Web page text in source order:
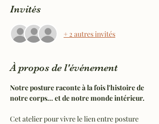
Invités
+ 2 autres invités
À propos de l'événement
Notre posture raconte à la fois l'histoire de
notre corps… et de notre monde intérieur.
Cet atelier pour vivre le lien entre posture